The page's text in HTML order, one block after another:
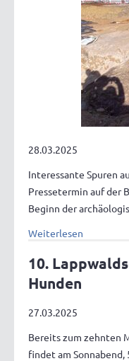
28.03.2025
Interessante Spuren
Pressetermin auf der
Beginn der
Weiterlesen
10.
Hunden
27.03.2025
Bereits zum zehnten
findet am Sonnabend,